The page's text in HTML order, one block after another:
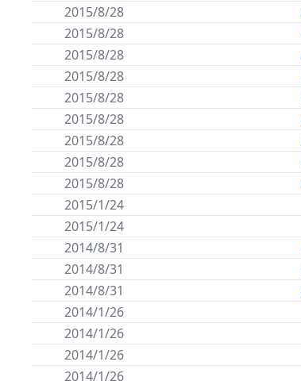
2015/8/28
2015/8/28
2015/8/28
2015/8/28
2015/8/28
2015/8/28
2015/8/28
2015/8/28
2015/8/28
2015/1/24
2015/1/24
2014/8/31
2014/8/31
2014/8/31
2014/1/26
2014/1/26
2014/1/26
2014/1/26